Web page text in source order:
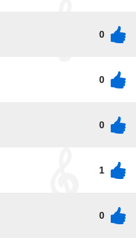
0
0
0
1
0